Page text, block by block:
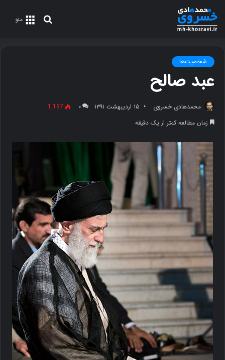
منوجستجو
شخصیت‌ها
عبد صالح
محمدهادی خسروی ۱۵ اردیبهشت ۱۳۹۱ ۰
1,197
زمان مطالعه کمتر از یک دقیقه